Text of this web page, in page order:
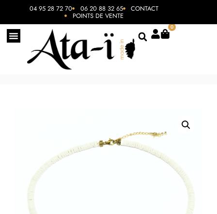
04 95 28 72 70 06 20 88 32 65 CONTACT
POINTS DE VENTE
0